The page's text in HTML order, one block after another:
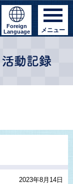
Foreign
Language
メニュー
2023年8月14日